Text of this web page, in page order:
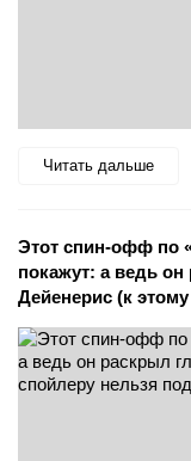
Читать дальше
Этот спин-офф по
покажут: а ведь
Дейенерис (к